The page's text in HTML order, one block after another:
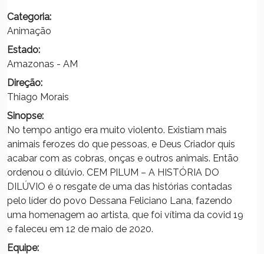
Categoria:
Animação
Estado:
Amazonas - AM
Direção:
Thiago Morais
Sinopse:
No tempo antigo era muito violento. Existiam mais
animais ferozes do que pessoas, e Deus Criador quis
acabar com as cobras, onças e outros animais. Então
ordenou o dilúvio. CEM PILUM – A HISTÓRIA DO
DILÚVIO é o resgate de uma das histórias contadas
pelo líder do povo Dessana Feliciano Lana, fazendo
uma homenagem ao artista, que foi vítima da covid 19
e faleceu em 12 de maio de 2020.
Equipe: